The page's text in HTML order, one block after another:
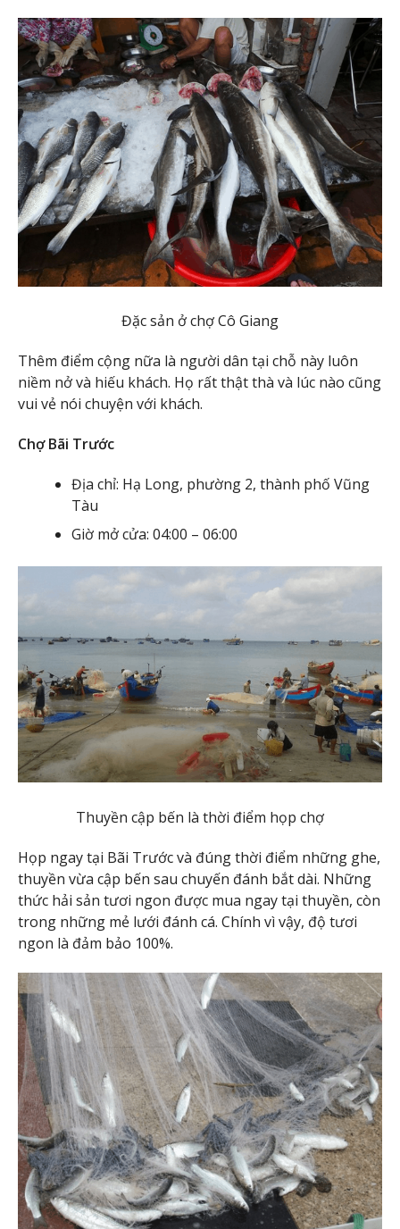
Đặc sản ở chợ Cô Giang
Thêm điểm cộng nữa là người dân tại chỗ này luôn
niềm nở và hiếu khách. Họ rất thật thà và lúc nào cũng
vui vẻ nói chuyện với khách.
Chợ Bãi Trước
Địa chỉ: Hạ Long, phường 2, thành phố Vũng
Tàu
Giờ mở cửa: 04:00 – 06:00
Thuyền cập bến là thời điểm họp chợ
Họp ngay tại Bãi Trước và đúng thời điểm những ghe,
thuyền vừa cập bến sau chuyến đánh bắt dài. Những
thức hải sản tươi ngon được mua ngay tại thuyền, còn
trong những mẻ lưới đánh cá. Chính vì vậy, độ tươi
ngon là đảm bảo 100%.